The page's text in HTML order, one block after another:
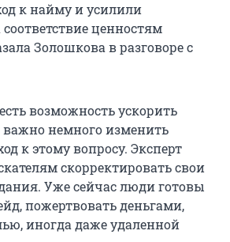
к найму и усилили
ценностям
Золошкова в разговоре с
возможность ускорить
важно немного изменить
к этому вопросу. Эксперт
скорректировать свои
Уже сейчас люди готовы
пожертвовать деньгами,
иногда даже удаленной